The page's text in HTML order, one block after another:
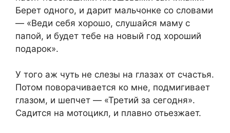
Берет одного, и дарит мальчонке со словами
— «Веди себя хорошо, слушайся маму с
папой, и будет тебе на новый год хороший
подарок».
У того аж чуть не слезы на глазах от счастья.
Потом поворачивается ко мне, подмигивает
глазом, и шепчет — «Третий за сегодня».
Садится на мотоцикл, и плавно отьезжает.